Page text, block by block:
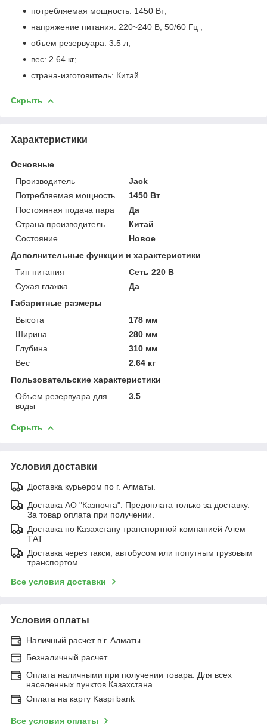
потребляемая мощность: 1450 Вт;
напряжение питания: 220~240 В, 50/60 Гц ;
объем резервуара: 3.5 л;
вес: 2.64 кг;
страна-изготовитель: Китай
Скрыть
Характеристики
Основные
Производитель
Jack
Потребляемая мощность
1450 Вт
Постоянная подача пара
Да
Страна производитель
Китай
Состояние
Новое
Дополнительные функции и характеристики
Тип питания
Сеть 220 В
Сухая глажка
Да
Габаритные размеры
Высота
178 мм
Ширина
280 мм
Глубина
310 мм
Вес
2.64 кг
Пользовательские характеристики
Объем резервуара для
воды
3.5
Скрыть
Условия доставки
Доставка курьером по г. Алматы.
Доставка АО "Казпочта". Предоплата только за доставку.
За товар оплата при получении.
Доставка по Казахстану транспортной компанией Алем
ТАТ
Доставка через такси, автобусом или попутным грузовым
транспортом
Все условия доставки
Условия оплаты
Наличный расчет в г. Алматы.
Безналичный расчет
Оплата наличными при получении товара. Для всех
населенных пунктов Казахстана.
Оплата на карту Kaspi bank
Все условия оплаты